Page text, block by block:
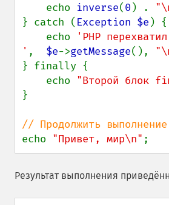
    echo
inverse(0 ) .
} catch ( Exception $e ) {
    echo
'PHP
' , $e->getMessage(),
} finally {
    echo
"Второй блок
}
echo "Привет, мир\n" ;
Результат выполнения